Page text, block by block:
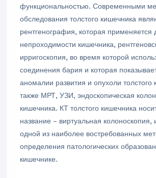
функциональностью. Современными
обследования толстого кишечника
рентгенография, которая применяется
непроходимости кишечника,
ирригоскопия, во время которой
соединения бария и которая
аномалии развития и опухоли толстого
также МРТ, УЗИ, эндоскопическая
кишечника. КТ толстого кишечника
название – виртуальная колоноскопия,
одной из наиболее востребованных
определения патологических
кишечнике.